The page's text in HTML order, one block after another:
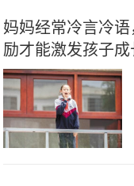
妈妈经常冷言冷
励才能激发孩子成